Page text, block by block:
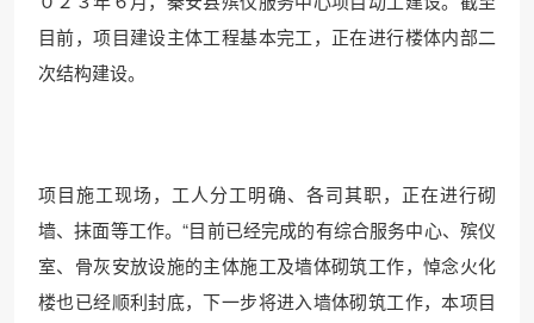
目前，项目建设主体工程基本完工，正在进行楼体内部二
次结构建设。
项目施工现场，工人分工明确、各司其职，正在进行砌
墙、抹面等工作。“目前已经完成的有综合服务中心、殡仪
室、骨灰安放设施的主体施工及墙体砌筑工作，悼念火化
楼也已经顺利封底，下一步将进入墙体砌筑工作，本项目